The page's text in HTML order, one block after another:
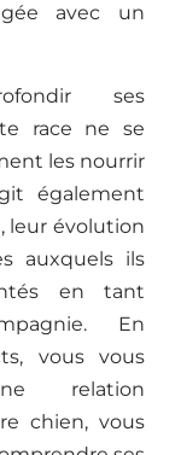
avec un
ses
race ne se
les nourrir
également
leur évolution
auxquels ils
en tant
En
vous vous
relation
chien, vous